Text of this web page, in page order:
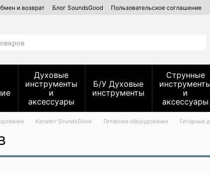
и возврат Блог SoundsGood
Пользовательское соглашение
Духовые
инструменты
и
аксессуары
Б/У Духовые
инструменты
Струнные
и
аксессуары
Каталог SoundsGood Гитарное оборудование Гитарные